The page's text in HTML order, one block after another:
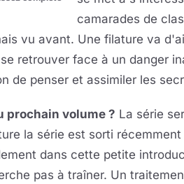
camarades de
vu avant. Une filature va
retrouver face à un danger
de penser et assimiler les
prochain volume ? La série
la série est sorti
dans cette petite
pas à traîner. Un